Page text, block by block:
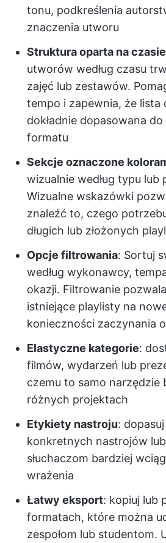
tonu, podkreślenia
znaczenia utworu
Struktura oparta na czasie
utworów według czasu
zajęć lub zestawów.
tempo i zapewnia, że lista
dokładnie dopasowana
formatu
Sekcje oznaczone
wizualnie według typu lub
Wizualne wskazówki
znaleźć to, czego
długich lub złożonych
Opcje filtrowania: Sortuj
według wykonawcy,
okazji. Filtrowanie
istniejące playlisty na
konieczności zaczynania
Elastyczne kategorie:
filmów, wydarzeń lub
czemu to samo narzędzie
różnych projektach
Etykiety nastroju:
konkretnych nastrojów
słuchaczom bardziej
wrażenia
Łatwy eksport: kopiuj lub
formatach, które można
zespołom lub studentom.